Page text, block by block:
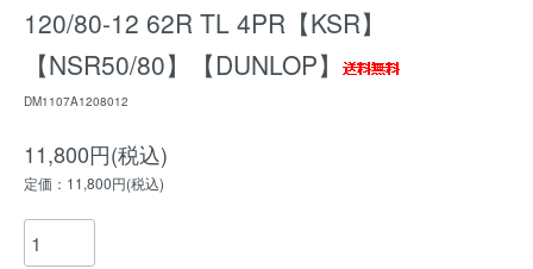
120/80-12 62R TL 4PR【KSR】
【NSR50/80】【DUNLOP】
DM1107A1208012
11,800円(税込)
定価：11,800円(税込)